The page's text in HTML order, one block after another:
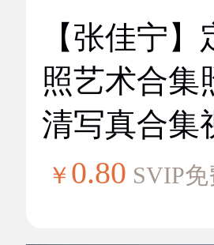
【张佳宁
照艺术合集
清写真合集
￥ 0.80 SVIP免